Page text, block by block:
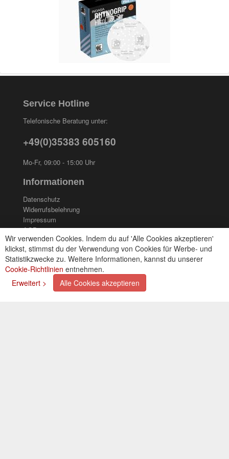
Wir verwenden Cookies. Indem du auf 'Alle Cookies akzeptieren'
klickst, stimmst du der Verwendung von Cookies für Werbe- und
Statistikzwecke zu. Weitere Informationen, kannst du unserer
Cookie-Richtlinien entnehmen.
Erweitert >
Alle Cookies akzeptieren
Service Hotline
Telefonische Beratung unter:
+49(0)35383 605160
Mo-Fr, 09:00 - 15:00 Uhr
Informationen
Datenschutz
Widerrufsbelehrung
Impressum
AGB
Kontakt
Cookies einstellungen
Zahlungsarten